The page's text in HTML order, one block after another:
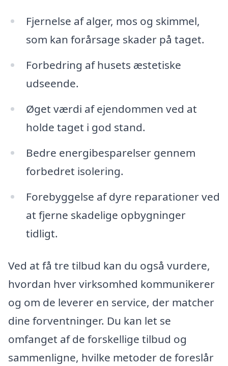
Fjernelse af alger, mos og skimmel,
som kan forårsage skader på taget.
Forbedring af husets æstetiske
udseende.
Øget værdi af ejendommen ved at
holde taget i god stand.
Bedre energibesparelser gennem
forbedret isolering.
Forebyggelse af dyre reparationer ved
at fjerne skadelige opbygninger
tidligt.
Ved at få tre tilbud kan du også vurdere,
hvordan hver virksomhed kommunikerer
og om de leverer en service, der matcher
dine forventninger. Du kan let se
omfanget af de forskellige tilbud og
sammenligne, hvilke metoder de foreslår